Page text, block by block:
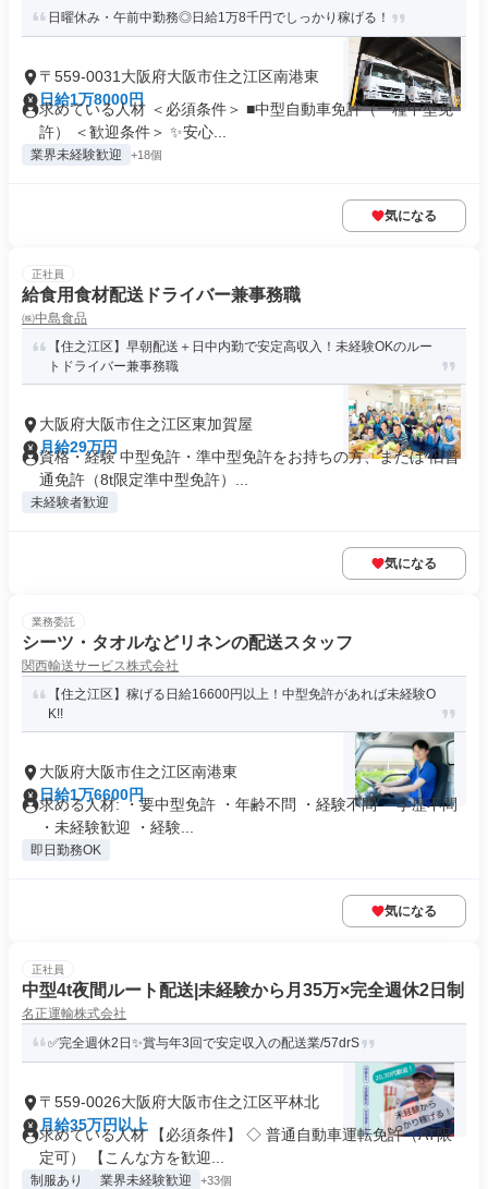
日曜休み・午前中勤務◎日給1万8千円でしっかり稼げる！
〒559-0031大阪府大阪市住之江区南港東
日給1万8000円
求めている人材 ＜必須条件＞ ■中型自動車免許（一種中型免
許） ＜歓迎条件＞ ✨安心...
業界未経験歓迎 +18個
気になる
正社員
給食用食材配送ドライバー兼事務職
㈱中島食品
【住之江区】早朝配送＋日中内勤で安定高収入！未経験OKのルー
トドライバー兼事務職
大阪府大阪市住之江区東加賀屋
月給29万円
資格・経験 中型免許・準中型免許をお持ちの方、または 旧普
通免許（8t限定準中型免許）...
未経験者歓迎
気になる
業務委託
シーツ・タオルなどリネンの配送スタッフ
関西輸送サービス株式会社
【住之江区】稼げる日給16600円以上！中型免許があれば未経験O
K!!
大阪府大阪市住之江区南港東
日給1万6600円
求める人材: ・要中型免許 ・年齢不問 ・経験不問 ・学歴不問
・未経験歓迎 ・経験...
即日勤務OK
気になる
正社員
中型4t夜間ルート配送|未経験から月35万×完全週休2日制
名正運輸株式会社
✅完全週休2日✨賞与年3回で安定収入の配送業/57drS
〒559-0026大阪府大阪市住之江区平林北
月給35万円以上
求めている人材 【必須条件】 ◇ 普通自動車運転免許（AT限
定可） 【こんな方を歓迎...
制服あり 業界未経験歓迎 +33個